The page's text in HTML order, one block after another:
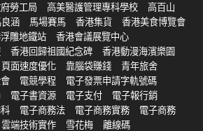
勞工局 高美醫護管理專科學校
高百山
良涵 馬場賽馬 香港集貨
香港美食博覽會
雕地鐵站
香港會議展覽中心
香港回歸祖國紀念碑
香港動漫海濱樂園
頁面速度優化 靠腦袋賺錢
青年旅舍
電競學程
電子發票申請字軌號碼
電子書資源 電子支付
電子報行銷
電子商務法 電子商務實務
電子商務
雲端技術實作 雪花梅
離線碼